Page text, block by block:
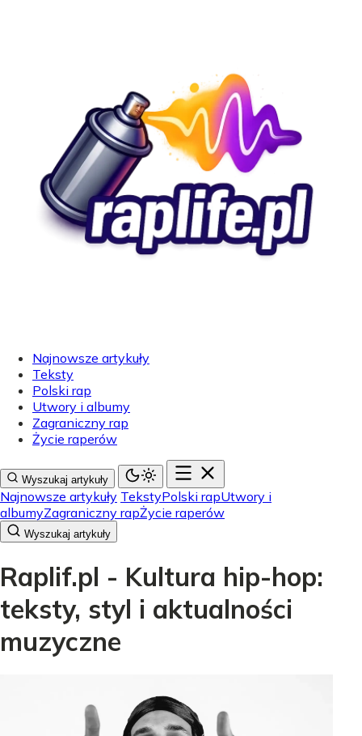
Najnowsze artykuły
Teksty
Polski rap
Utwory i albumy
Zagraniczny rap
Życie raperów
Wyszukaj artykuły
Najnowsze artykuły TekstyPolski rapUtwory i
albumyZagraniczny rapŻycie raperów
Wyszukaj artykuły
Raplif.pl - Kultura hip-hop:
teksty, styl i aktualności
muzyczne